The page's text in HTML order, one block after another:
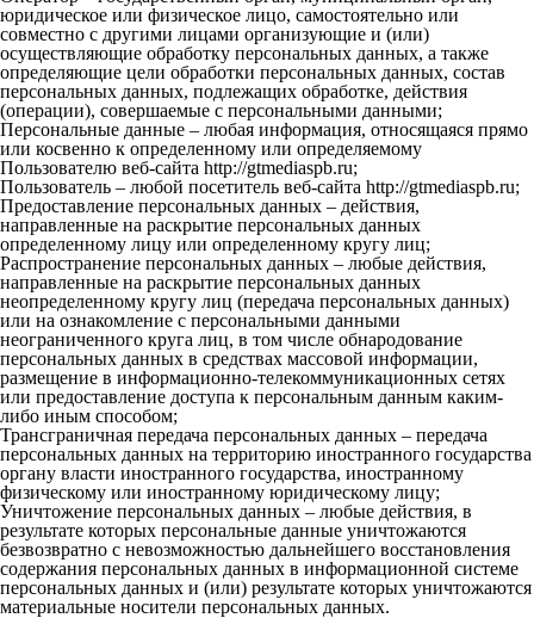
юридическое или физическое лицо, самостоятельно или
совместно с другими лицами организующие и (или)
осуществляющие обработку персональных данных, а также
определяющие цели обработки персональных данных, состав
персональных данных, подлежащих обработке, действия
(операции), совершаемые с персональными данными;
Персональные данные – любая информация, относящаяся прямо
или косвенно к определенному или определяемому
Пользователю веб-сайта http://gtmediaspb.ru;
Пользователь – любой посетитель веб-сайта http://gtmediaspb.ru;
Предоставление персональных данных – действия,
направленные на раскрытие персональных данных
определенному лицу или определенному кругу лиц;
Распространение персональных данных – любые действия,
направленные на раскрытие персональных данных
неопределенному кругу лиц (передача персональных данных)
или на ознакомление с персональными данными
неограниченного круга лиц, в том числе обнародование
персональных данных в средствах массовой информации,
размещение в информационно-телекоммуникационных сетях
или предоставление доступа к персональным данным каким-
либо иным способом;
Трансграничная передача персональных данных – передача
персональных данных на территорию иностранного государства
органу власти иностранного государства, иностранному
физическому или иностранному юридическому лицу;
Уничтожение персональных данных – любые действия, в
результате которых персональные данные уничтожаются
безвозвратно с невозможностью дальнейшего восстановления
содержания персональных данных в информационной системе
персональных данных и (или) результате которых уничтожаются
материальные носители персональных данных.